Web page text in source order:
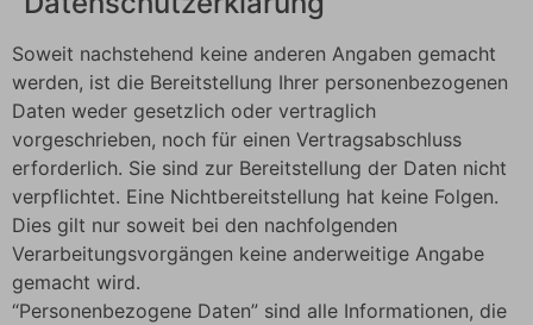
Soweit nachstehend keine anderen Angaben gemacht
werden, ist die Bereitstellung Ihrer personenbezogenen
Daten weder gesetzlich oder vertraglich
vorgeschrieben, noch für einen Vertragsabschluss
erforderlich. Sie sind zur Bereitstellung der Daten nicht
verpflichtet. Eine Nichtbereitstellung hat keine Folgen.
Dies gilt nur soweit bei den nachfolgenden
Verarbeitungsvorgängen keine anderweitige Angabe
gemacht wird.
“Personenbezogene Daten” sind alle Informationen, die